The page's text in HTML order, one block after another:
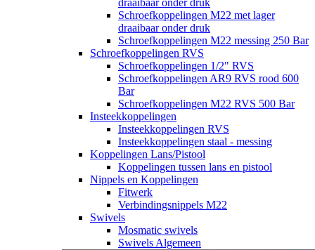
draaibaar onder druk
Schroefkoppelingen M22 met lager
draaibaar onder druk
Schroefkoppelingen M22 messing 250 Bar
Schroefkoppelingen RVS
Schroefkoppelingen 1/2" RVS
Schroefkoppelingen AR9 RVS rood 600
Bar
Schroefkoppelingen M22 RVS 500 Bar
Insteekkoppelingen
Insteekkoppelingen RVS
Insteekkoppelingen staal - messing
Koppelingen Lans/Pistool
Koppelingen tussen lans en pistool
Nippels en Koppelingen
Fitwerk
Verbindingsnippels M22
Swivels
Mosmatic swivels
Swivels Algemeen